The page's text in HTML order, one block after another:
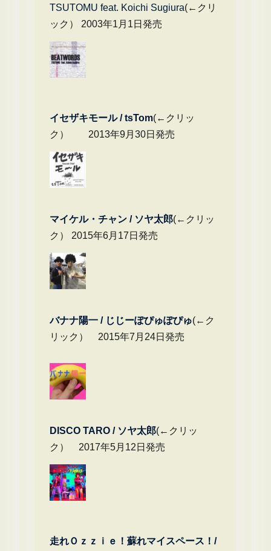
TSUTOMU feat. Koichi Sugiura(←クリ
ック） 2003年1月1日発売
イセザキモール / tsTom(←クリッ
ク） 2013年9月30日発売
マイケル・チャ ン / ソヤ太郎(←クリッ
ク） 2015年6月17日発売
バナナ陽一 / じじーぽぴゅぽぴゅ(←ク
リック） 2015年7月24日発売
DISCO TARO / ソヤ太郎(←クリッ
ク） 2017年5月12日発売
走れＯｚｚｉｅ！蘇れマイスペース！/